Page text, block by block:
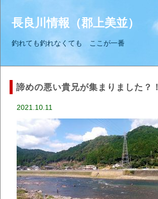
長良川情報（郡上美並）
釣れても釣れなくても ここが一番
諦めの悪い貴兄が集まりました？！
2021.10.11